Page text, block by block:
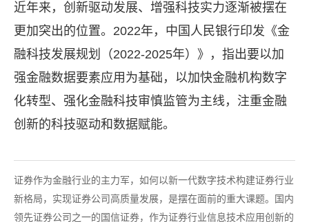
近年来，创新驱动发展、增强科技实力逐渐被摆在
更加突出的位置。2022年，中国人民银行印发《金
融科技发展规划（2022-2025年）》，指出要以加
强金融数据要素应用为基础，以加快金融机构数字
化转型、强化金融科技审慎监管为主线，注重金融
创新的科技驱动和数据赋能。
证券作为金融行业的主力军，如何以新一代数字技术构建证券行业
新格局，实现证券公司高质量发展，是摆在面前的重大课题。国内
领先证券公司之一的国信证券，作为证券行业信息技术应用创新的